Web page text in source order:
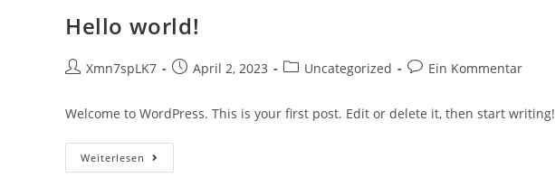
Hello world!
Beitrags-
Xmn7spLK7
BeitragApril 2, 2023
Beitrags-
Uncategorized
Beitrags-
Ein Kommentar
Welcome to WordPress. This is your first post. Edit or delete it, then start writing!
Weiterlesen Hello
World!